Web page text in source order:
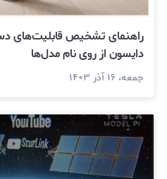
راهنمای تشخیص قابلیت‌های
دایسون از روی نام مدل‌ها
جمعه، ۱۶ آذر ۱۴۰۳